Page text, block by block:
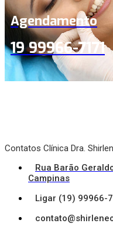
Agendamento
19 99966-7171
Contatos Clínica Dra.
Rua Barão
Campinas
Ligar (19) 99966-